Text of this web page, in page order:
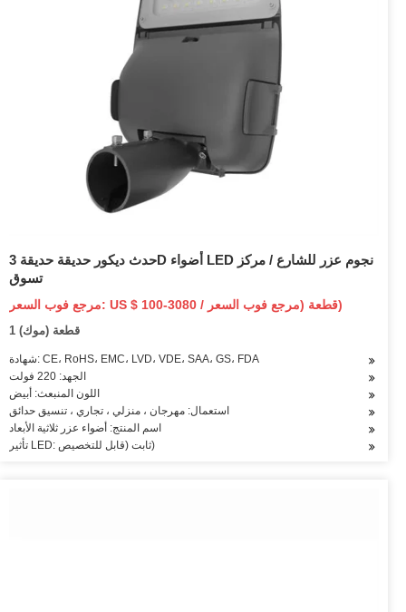
حدث ديكور حديقة حديقة 3D أضواء LED نجوم عزر للشارع / مركز
تسوق
مرجع فوب السعر: US $ 100-3080 / قطعة (مرجع فوب السعر)
1 قطعة (موك)
شهادة: CE، RoHS، EMC، LVD، VDE، SAA، GS، FDA
الجهد: 220 فولت
اللون المنبعث: أبيض
استعمال: مهرجان ، منزلي ، تجاري ، تنسيق حدائق
اسم المنتج: أضواء عزر ثلاثية الأبعاد
تأثير LED: ثابت (قابل للتخصيص)